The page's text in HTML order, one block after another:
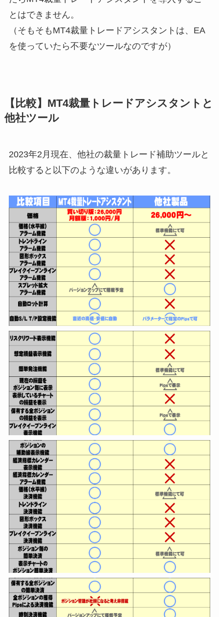
とはできません。
（そもそもMT4裁量トレードアシスタントは、EA
を使っていたら不要なツールなのですが）
【比較】MT4裁量トレードアシスタントと
他社ツール
2023年2月現在、他社の裁量トレード補助ツールと
比較すると以下のような違いがあります。